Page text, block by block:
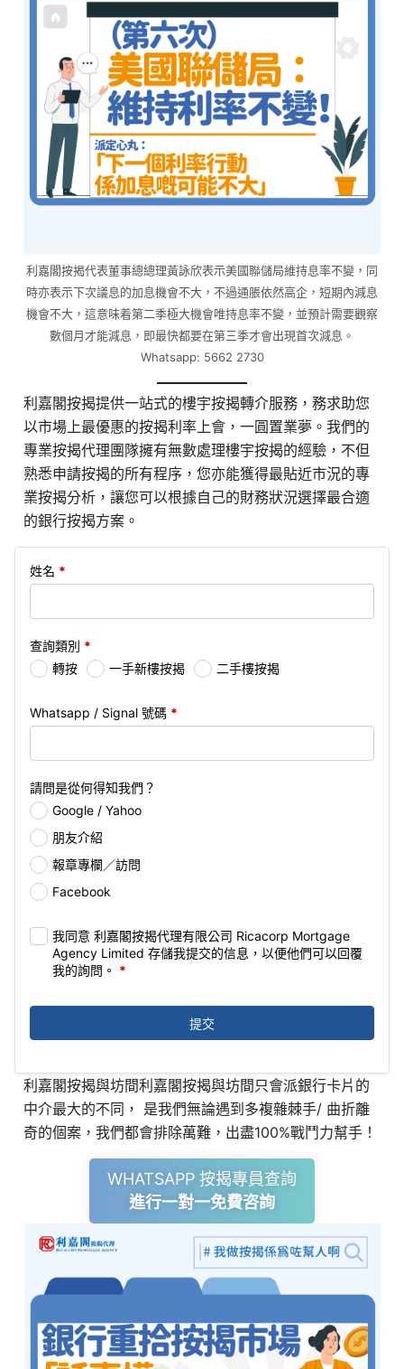
利嘉閣按揭代表董事總總理黃詠欣表示美國聯儲局維持息率不變，同
時亦表示下次議息的加息機會不大，不過通脹依然高企，短期內減息
機會不大，這意味着第二季極大機會唯持息率不變，並預計需要觀察
數個月才能減息，即最快都要在第三季才會出現首次減息。
Whatsapp: 5662 2730
利嘉閣按揭提供一站式的樓宇按揭轉介服務，務求助您
以市場上最優惠的按揭利率上會，一圓置業夢。我們的
專業按揭代理團隊擁有無數處理樓宇按揭的經驗，不但
熟悉申請按揭的所有程序，您亦能獲得最貼近市況的專
業按揭分析，讓您可以根據自己的財務狀況選擇最合適
的銀行按揭方案。
姓名 *
查詢類別 *
轉按
一手新樓按揭 二手樓按揭
Whatsapp / Signal 號碼 *
請問是從何得知我們？
Google / Yahoo
朋友介紹
報章專欄／訪問
Facebook
我同意 利嘉閣按揭代理有限公司 Ricacorp Mortgage
Agency Limited 存儲我提交的信息，以便他們可以回覆
我的詢問。 *
提交
利嘉閣按揭與坊間利嘉閣按揭與坊間只會派銀行卡片的
中介最大的不同， 是我們無論遇到多複雜棘手/ 曲折離
奇的個案，我們都會排除萬難，出盡100%戰鬥力幫手！
WHATSAPP 按揭專員查詢
進行一對一免費咨詢